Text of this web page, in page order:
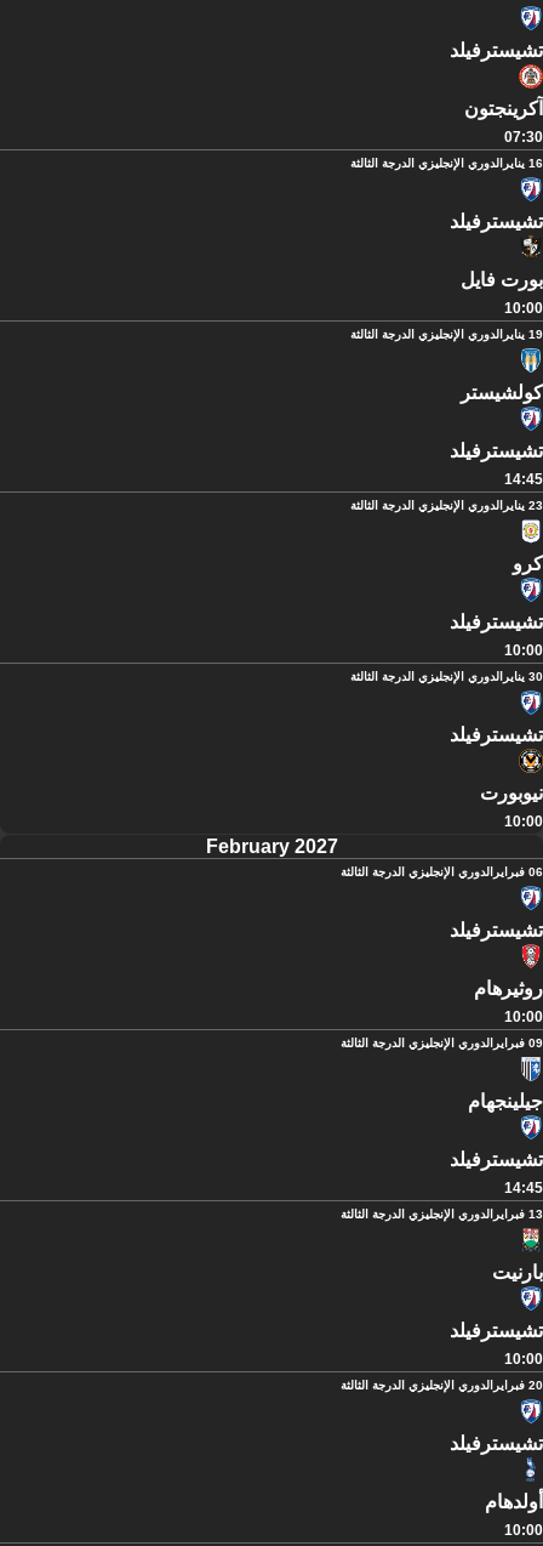
تشيسترفيلد
آكرينجتون
07:30
16 يناير الدوري الإنجليزي الدرجة الثالثة
تشيسترفيلد
بورت فايل
10:00
19 يناير الدوري الإنجليزي الدرجة الثالثة
كولشيستر
تشيسترفيلد
14:45
23 يناير الدوري الإنجليزي الدرجة الثالثة
كرو
تشيسترفيلد
10:00
30 يناير الدوري الإنجليزي الدرجة الثالثة
تشيسترفيلد
نيوبورت
10:00
February 2027
06 فبراير الدوري الإنجليزي الدرجة الثالثة
تشيسترفيلد
روثيرهام
10:00
09 فبراير الدوري الإنجليزي الدرجة الثالثة
جيلينجهام
تشيسترفيلد
14:45
13 فبراير الدوري الإنجليزي الدرجة الثالثة
بارنيت
تشيسترفيلد
10:00
20 فبراير الدوري الإنجليزي الدرجة الثالثة
تشيسترفيلد
أولدهام
10:00